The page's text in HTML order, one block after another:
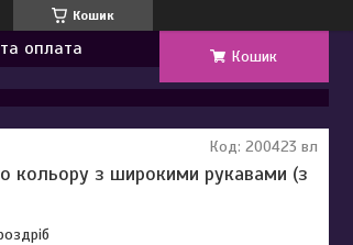
Кошик
оплата Кошик
кольору з широкими рукавами (з
Код: 200423 вл